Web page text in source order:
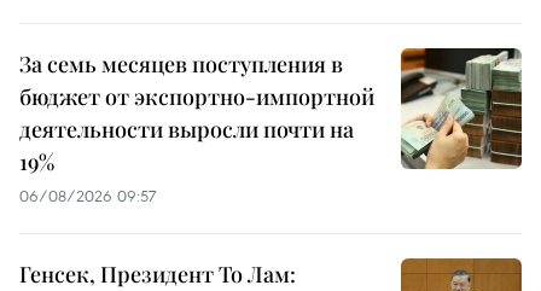
За семь месяцев поступления в
бюджет от экспортно-импортной
деятельности выросли почти на
19%
06/08/2026 09:57
Генсек, Президент То Лам: